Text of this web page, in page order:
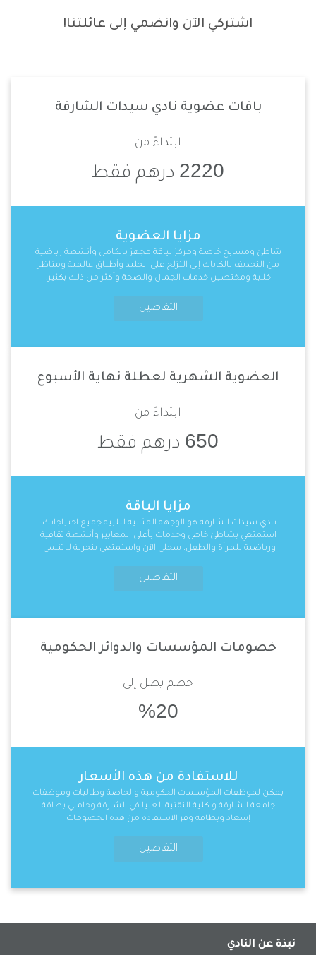
اشتركي الآن وانضمي إلى عائلتنا!
باقات عضوية نادي سيدات الشارقة
ابتداءً من
2220 درهم فقط
مزايا العضوية
شاطئ ومسابح خاصة ومركز لياقة مجهز بالكامل وأنشطة رياضية
من التجديف بالكاياك إلى التزلج على الجليد وأطباق عالمية ومناظر
خلابة ومختصين خدمات الجمال والصحة وأكثر من ذلك بكثير!
التفاصيل
العضوية الشهرية لعطلة نهاية الأسبوع
ابتداءً من
650 درهم فقط
مزايا الباقة
نادي سيدات الشارقة هو الوجهة المثالية لتلبية جميع احتياجاتك.
استمتعي بشاطئ خاص وخدمات بأعلى المعايير وأنشطة ثقافية
ورياضية للمرأة والطفل. سجلي الآن واستمتعي بتجربة لا تنسى.
التفاصيل
خصومات المؤسسات والدوائر الحكومية
خصم يصل إلى
%20
للاستفادة من هذه الأسعار
يمكن لموظفات المؤسسات الحكومية والخاصة وطالبات وموظفات
جامعة الشارقة و كلية التقنية العليا في الشارقة وحاملي بطاقة
إسعاد وبطاقة وفر الاستفادة من هذه الخصومات
التفاصيل
نبذة عن النادي